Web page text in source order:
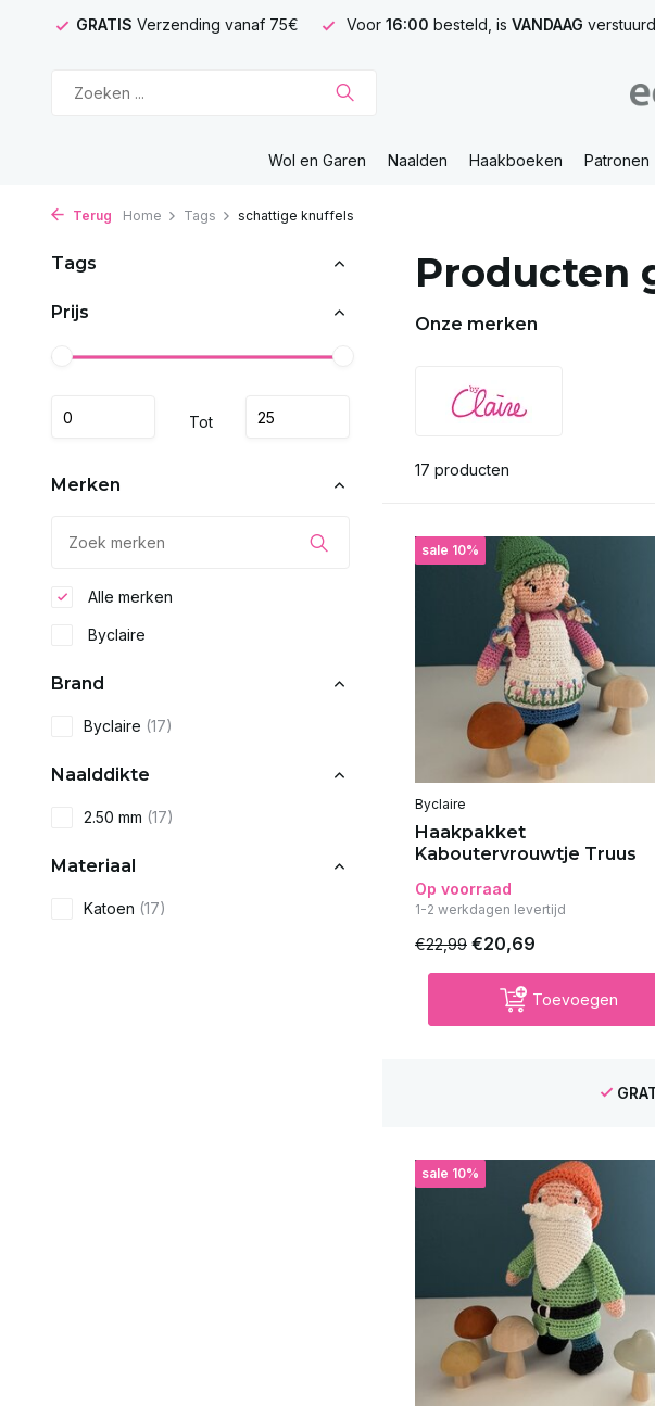
GRATIS Verzending vanaf 75€ Voor 16:00 besteld, is VANDAAG verstuurd
Wol en Garen Naalden Haakboeken Patronen
Terug Home Tags schattige knuffels
Tags
Prijs
Tot
Merken
Alle merken
Byclaire
Brand
Byclaire (17)
Naalddikte
2.50 mm (17)
Materiaal
Katoen (17)
Producten
Onze merken
17 producten
sale 10%
Byclaire
Haakpakket
Kaboutervrouwtje Truus
Op voorraad
1-2 werkdagen levertijd
€22,99 €20,69
Toevoegen
sale 10%